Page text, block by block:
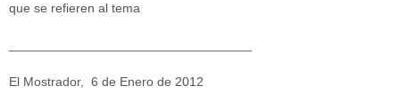
que se refieren al tema
El Mostrador, 6 de Enero de 2012